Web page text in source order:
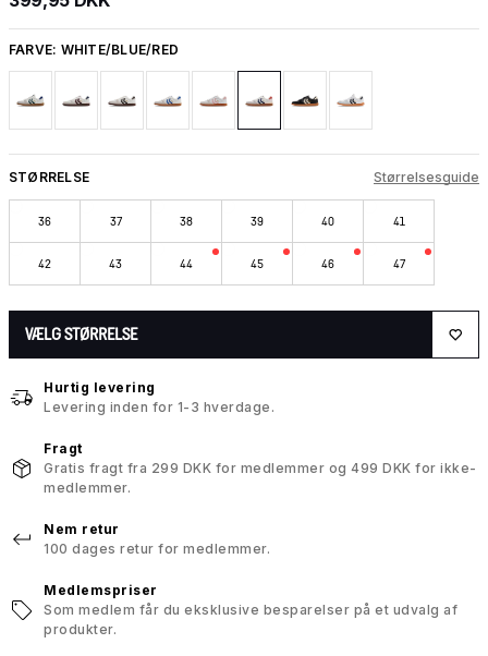
FARVE: WHITE/BLUE/RED
STØRRELSE Størrelsesguide
36 37 38 39 40 41
42 43 44 45 46 47
VÆLG STØRRELSE
Hurtig levering
Levering inden for 1-3 hverdage.
Fragt
Gratis fragt fra 299 DKK for medlemmer og 499 DKK for ikke-
medlemmer.
Nem retur
100 dages retur for medlemmer.
Medlemspriser
Som medlem får du eksklusive besparelser på et udvalg af
produkter.